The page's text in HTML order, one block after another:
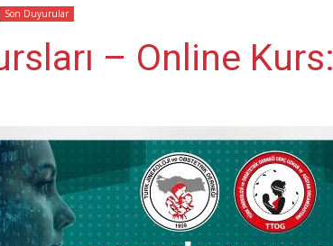
Son Duyurular
– Online